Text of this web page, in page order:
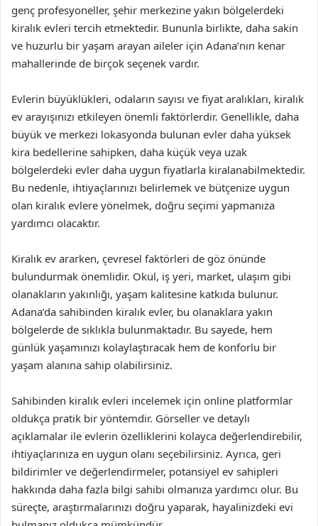
genç profesyoneller, şehir merkezine yakın bölgelerdeki
kiralık evleri tercih etmektedir. Bununla birlikte, daha sakin
ve huzurlu bir yaşam arayan aileler için Adana’nın kenar
mahallerinde de birçok seçenek vardır.
Evlerin büyüklükleri, odaların sayısı ve fiyat aralıkları, kiralık
ev arayışınızı etkileyen önemli faktörlerdir. Genellikle, daha
büyük ve merkezi lokasyonda bulunan evler daha yüksek
kira bedellerine sahipken, daha küçük veya uzak
bölgelerdeki evler daha uygun fiyatlarla kiralanabilmektedir.
Bu nedenle, ihtiyaçlarınızı belirlemek ve bütçenize uygun
olan kiralık evlere yönelmek, doğru seçimi yapmanıza
yardımcı olacaktır.
Kiralık ev ararken, çevresel faktörleri de göz önünde
bulundurmak önemlidir. Okul, iş yeri, market, ulaşım gibi
olanakların yakınlığı, yaşam kalitesine katkıda bulunur.
Adana’da sahibinden kiralık evler, bu olanaklara yakın
bölgelerde de sıklıkla bulunmaktadır. Bu sayede, hem
günlük yaşamınızı kolaylaştıracak hem de konforlu bir
yaşam alanına sahip olabilirsiniz.
Sahibinden kiralık evleri incelemek için online platformlar
oldukça pratik bir yöntemdir. Görseller ve detaylı
açıklamalar ile evlerin özelliklerini kolayca değerlendirebilir,
ihtiyaçlarınıza en uygun olanı seçebilirsiniz. Ayrıca, geri
bildirimler ve değerlendirmeler, potansiyel ev sahipleri
hakkında daha fazla bilgi sahibi olmanıza yardımcı olur. Bu
süreçte, araştırmalarınızı doğru yaparak, hayalinizdeki evi